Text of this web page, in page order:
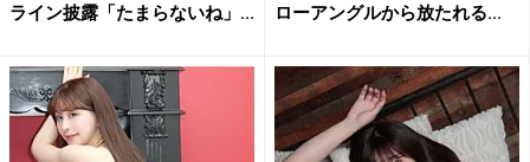
ライン披露「たまらないね」...
ローアングルから放たれる...